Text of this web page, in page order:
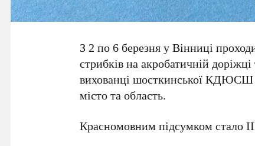
З 2 по 6 березня у Вінниці
стрибків на акробатичній
вихованці шосткинської КДЮСШ
місто та область.
Красномовним підсумком стало